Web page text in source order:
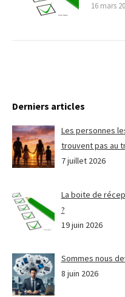
16 mars
Derniers articles
Les personnes
trouvent pas au
7 juillet 2026
La boite de
?
19 juin 2026
Sommes nous
8 juin 2026